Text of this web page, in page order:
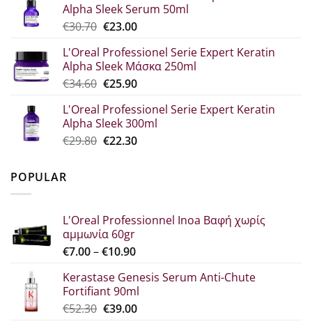
€44.80.είναι:
€33.60.
Alpha Sleek Serum 50ml
€30.70 Original
was:
€30.70.
€23.00Η
τιμή
είναι:
€23.00.
L'Oreal Professionel Serie Expert Keratin
Alpha Sleek Μάσκα 250ml
€34.60 Original
was:
€34.60.
€25.90Η
τιμή
είναι:
€25.90.
L'Oreal Professionel Serie Expert Keratin
Alpha Sleek 300ml
€29.80 Original
€22.30Η
POPULAR
L'Oreal Professionnel Inoa Βαφή χωρίς
αμμωνία 60gr
€7.00–€10.90Price
€7.00
through
€10.90
Kerastase Genesis Serum Anti-Chute
Fortifiant 90ml
€52.30 Original
€39.00Η